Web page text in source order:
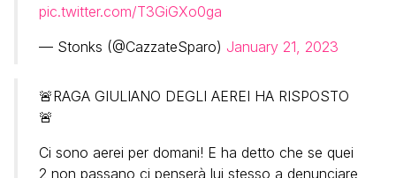
pic.twitter.com/T3GiGXo0ga
— Stonks (@CazzateSparo) January 21, 2023
🚨RAGA GIULIANO DEGLI AEREI HA RISPOSTO
🚨
Ci sono aerei per domani! E ha detto che se quei
2 non passano ci penserà lui stesso a denunciare